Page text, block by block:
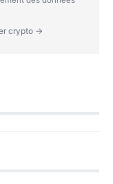
crypto →